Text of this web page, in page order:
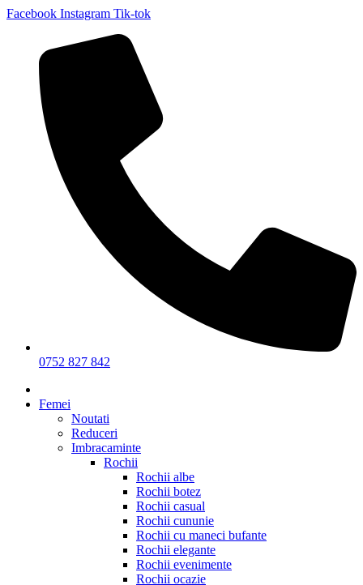
Facebook Instagram Tik-tok
0752 827 842
Femei
Noutati
Reduceri
Imbracaminte
Rochii
Rochii albe
Rochii botez
Rochii casual
Rochii cununie
Rochii cu maneci bufante
Rochii elegante
Rochii evenimente
Rochii ocazie